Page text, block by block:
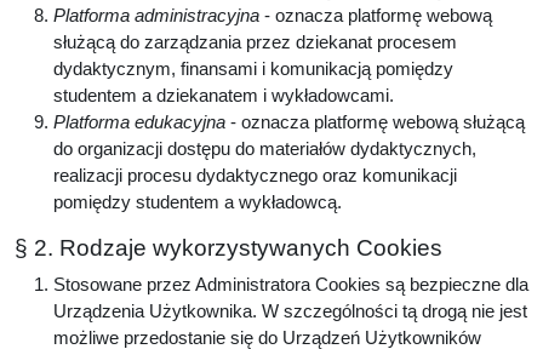
Platforma administracyjna - oznacza platformę webową
służącą do zarządzania przez dziekanat procesem
dydaktycznym, finansami i komunikacją pomiędzy
studentem a dziekanatem i wykładowcami.
Platforma edukacyjna - oznacza platformę webową służącą
do organizacji dostępu do materiałów dydaktycznych,
realizacji procesu dydaktycznego oraz komunikacji
pomiędzy studentem a wykładowcą.
§ 2. Rodzaje wykorzystywanych Cookies
Stosowane przez Administratora Cookies są bezpieczne dla
Urządzenia Użytkownika. W szczególności tą drogą nie jest
możliwe przedostanie się do Urządzeń Użytkowników